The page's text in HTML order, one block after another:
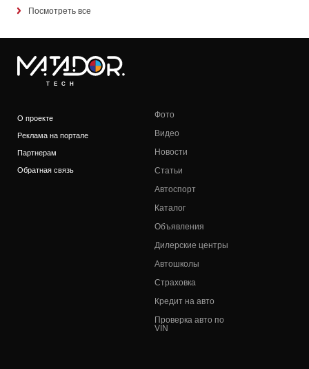
Посмотреть все
TECH
О проекте
Реклама на портале
Партнерам
Обратная связь
Фото
Видео
Новости
Статьи
Автоспорт
Каталог
Объявления
Дилерские центры
Автошколы
Страховка
Кредит на авто
Проверка авто по
VIN